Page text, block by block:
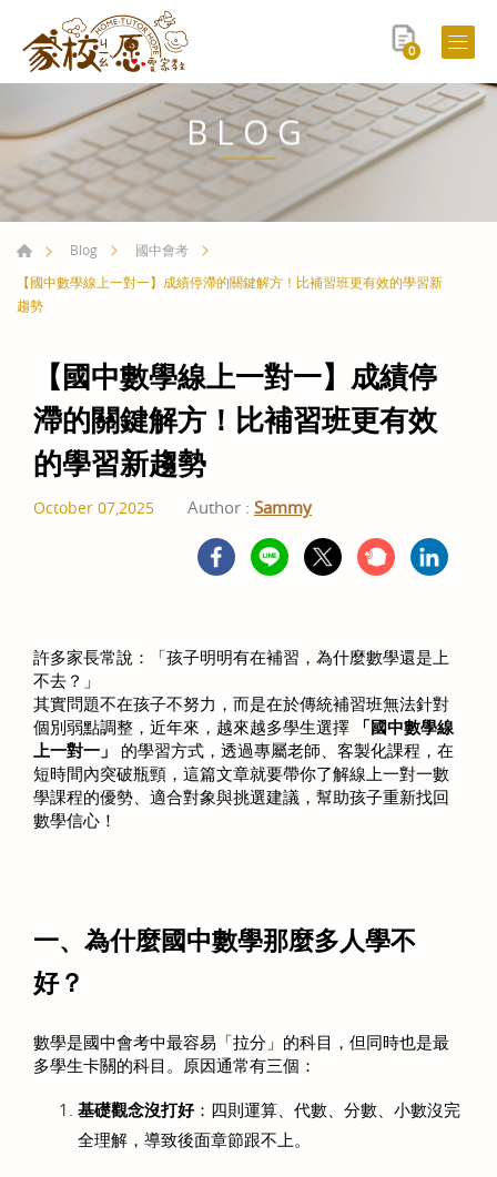
0
BLOG
Blog
國中會考
【國中數學線上一對一】成績停滯的關鍵解方！比補習班更有效的學習新
趨勢
【國中數學線上一對一】成績停
滯的關鍵解方！比補習班更有效
的學習新趨勢
October 07,2025 Author : Sammy
許多家長常說：「孩子明明有在補習，為什麼數學還是上
不去？」
其實問題不在孩子不努力，而是在於傳統補習班無法針對
個別弱點調整，近年來，越來越多學生選擇
「國中數學線
上一對一」
的學習方式，透過專屬老師、客製化課程，在
短時間內突破瓶頸，這篇文章就要帶你了解線上一對一數
學課程的優勢、適合對象與挑選建議，幫助孩子重新找回
數學信心！
一、為什麼國中數學那麼多人學不
好？
數學是國中會考中最容易「拉分」的科目，但同時也是最
多學生卡關的科目。原因通常有三個：
基礎觀念沒打好：四則運算、代數、分數、小數沒完
全理解，導致後面章節跟不上。